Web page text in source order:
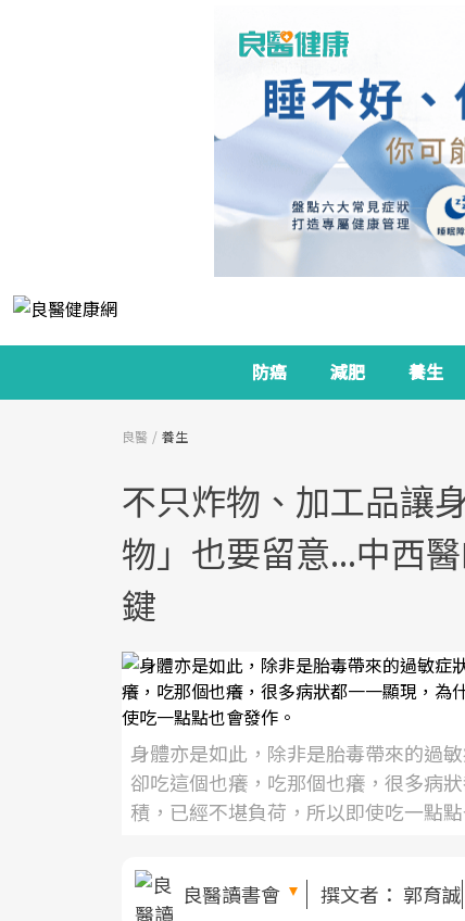
防癌 減肥 養生
良醫 養生
不只炸物、加工品讓
物」也要留意...中西
鍵
身體亦是如此，除非是胎毒帶來的過
卻吃這個也癢，吃那個也癢，很多病
積，已經不堪負荷，所以即使吃一點
良醫讀書會 撰文者： 郭育誠